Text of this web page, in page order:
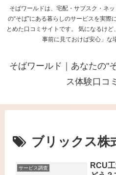
そばワールドは、宅配・サブスク・ネ
の“そば”にある暮らしのサービスを実際
とめた口コミサイトです。 気になるけ
事前に見ておけば安心」な
そばワールド｜あなたの"
ス体験口コ
ブリックス株
サービス調査
RCU